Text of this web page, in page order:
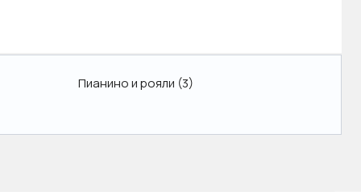
Пианино и рояли (3)